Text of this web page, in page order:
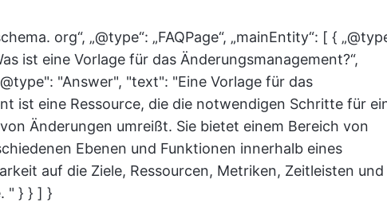
org“, „@type“: „FAQPage“, „mainEntity“: [ {
ist eine Vorlage für das Änderungsmanagement?“,
"Answer", "text": "Eine Vorlage für das
ist eine Ressource, die die notwendigen Schritte für
Änderungen umreißt. Sie bietet einem Bereich von
Ebenen und Funktionen innerhalb eines
auf die Ziele, Ressourcen, Metriken, Zeitleisten und
" } } ] }